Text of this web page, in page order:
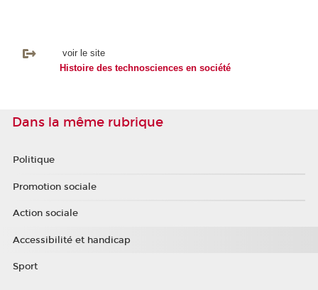
voir le site
Histoire des technosciences en société
Dans la même rubrique
Politique
Promotion sociale
Action sociale
Accessibilité et handicap
Sport